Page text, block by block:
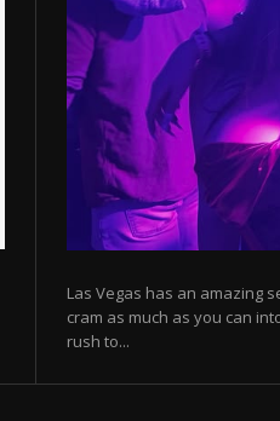
Las Vegas has an amazing
cram as much as you can
rush to...